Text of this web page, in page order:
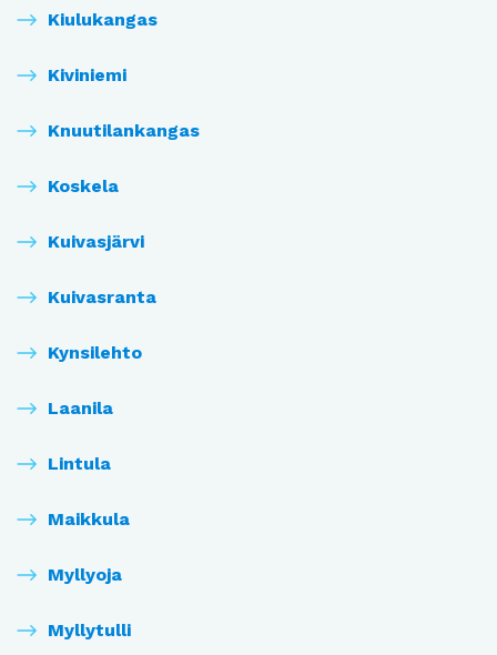
Kiulukangas
Kiviniemi
Knuutilankangas
Koskela
Kuivasjärvi
Kuivasranta
Kynsilehto
Laanila
Lintula
Maikkula
Myllyoja
Myllytulli